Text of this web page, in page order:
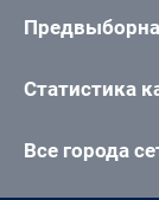
Статистика
Все города